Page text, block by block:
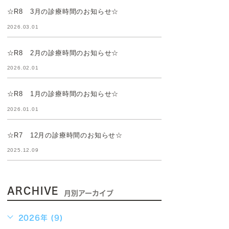
☆R8 3月の診療時間のお知らせ☆
2026.03.01
☆R8 2月の診療時間のお知らせ☆
2026.02.01
☆R8 1月の診療時間のお知らせ☆
2026.01.01
☆R7 12月の診療時間のお知らせ☆
2025.12.09
ARCHIVE 月別アーカイブ
2026年 (9)